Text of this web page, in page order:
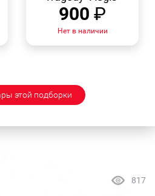
900 ₽
Нет в наличии
этой подборки
817